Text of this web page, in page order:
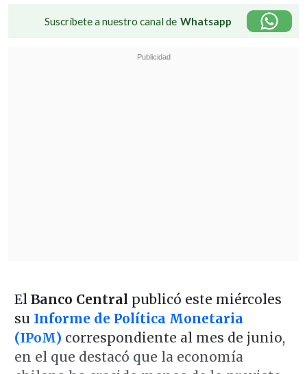
Suscríbete a nuestro canal de Whatsapp
El Banco Central publicó este miércoles
su Informe de Política Monetaria
(IPoM) correspondiente al mes de junio,
en el que destacó que la economía